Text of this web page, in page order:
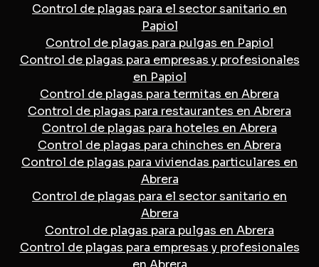
Control de plagas para el sector sanitario en
Papiol
Control de plagas para pulgas en Papiol
Control de plagas para empresas y profesionales
en Papiol
Control de plagas para termitas en Abrera
Control de plagas para restaurantes en Abrera
Control de plagas para hoteles en Abrera
Control de plagas para chinches en Abrera
Control de plagas para viviendas particulares en
Abrera
Control de plagas para el sector sanitario en
Abrera
Control de plagas para pulgas en Abrera
Control de plagas para empresas y profesionales